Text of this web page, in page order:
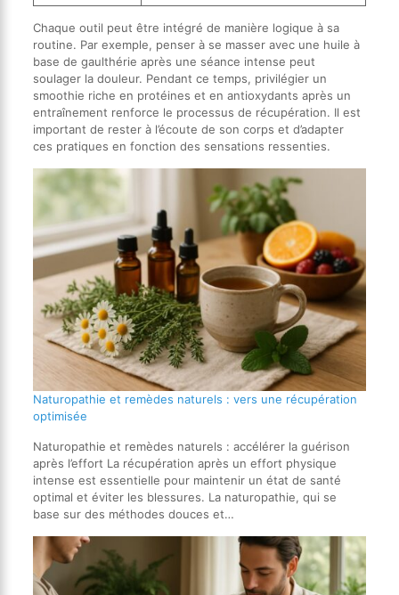
Chaque outil peut être intégré de manière logique à sa
routine. Par exemple, penser à se masser avec une huile à
base de gaulthérie après une séance intense peut
soulager la douleur. Pendant ce temps, privilégier un
smoothie riche en protéines et en antioxydants après un
entraînement renforce le processus de récupération. Il est
important de rester à l’écoute de son corps et d’adapter
ces pratiques en fonction des sensations ressenties.
Naturopathie et remèdes naturels : vers une récupération
optimisée
Naturopathie et remèdes naturels : accélérer la guérison
après l’effort La récupération après un effort physique
intense est essentielle pour maintenir un état de santé
optimal et éviter les blessures. La naturopathie, qui se
base sur des méthodes douces et…